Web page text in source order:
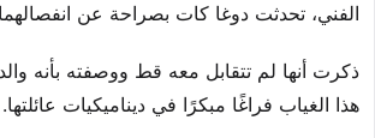
الفني، تحدثت دوغا كات بصراحة عن
ذكرت أنها لم تتقابل معه قط ووصفته بأنه
هذا الغياب فراغًا مبكرًا في ديناميكيات عائلتها.